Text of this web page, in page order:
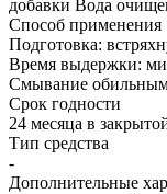
добавки Вода
Способ применения
Подготовка:
Время выдержки:
Смывание
Срок годности
24 месяца в
Тип средства
-
Дополнительные